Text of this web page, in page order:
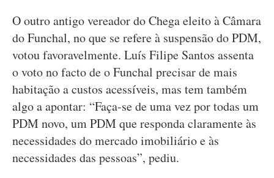
O outro antigo vereador do Chega eleito à Câmara
do Funchal, no que se refere à suspensão do PDM,
votou favoravelmente. Luís Filipe Santos assenta
o voto no facto de o Funchal precisar de mais
habitação a custos acessíveis, mas tem também
algo a apontar: “Faça-se de uma vez por todas um
PDM novo, um PDM que responda claramente às
necessidades do mercado imobiliário e às
necessidades das pessoas”, pediu.